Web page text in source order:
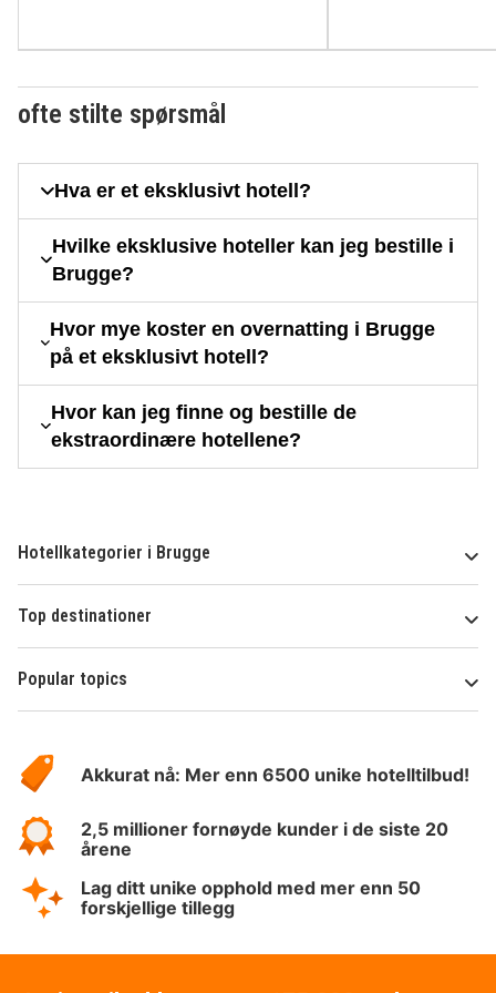
ofte stilte spørsmål
Hva er et eksklusivt hotell?
Hvilke eksklusive hoteller kan jeg bestille i
Brugge?
Hvor mye koster en overnatting i Brugge
på et eksklusivt hotell?
Hvor kan jeg finne og bestille de
ekstraordinære hotellene?
Hotellkategorier i Brugge
Top destinationer
Popular topics
Hotelspecials
Akkurat nå: Mer enn 6500 unike hotelltilbud!
2,5 millioner fornøyde kunder i de siste 20
årene
Lag ditt unike opphold med mer enn 50
forskjellige tillegg